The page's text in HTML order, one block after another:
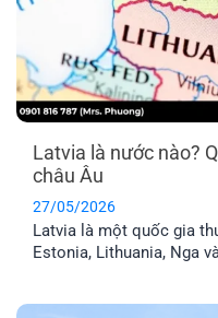
Latvia là nước nào?
châu Âu
27/05/2026
Latvia là một quốc gia
Estonia, Lithuania, Nga